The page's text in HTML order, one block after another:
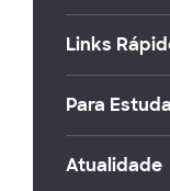
Links
Para
Atualidade